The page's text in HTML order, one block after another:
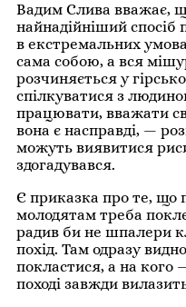
Вадим Слива вважає,
найнадійніший спосіб
в екстремальних
сама собою, а вся
розчиняється у
спілкуватися з
працювати, вважати
вона є насправді, —
можуть виявитися
здогадувався.
Є приказка про те, що
молодятам треба
радив би не шпалери
похід. Там одразу
покластися, а на кого
поході завжди